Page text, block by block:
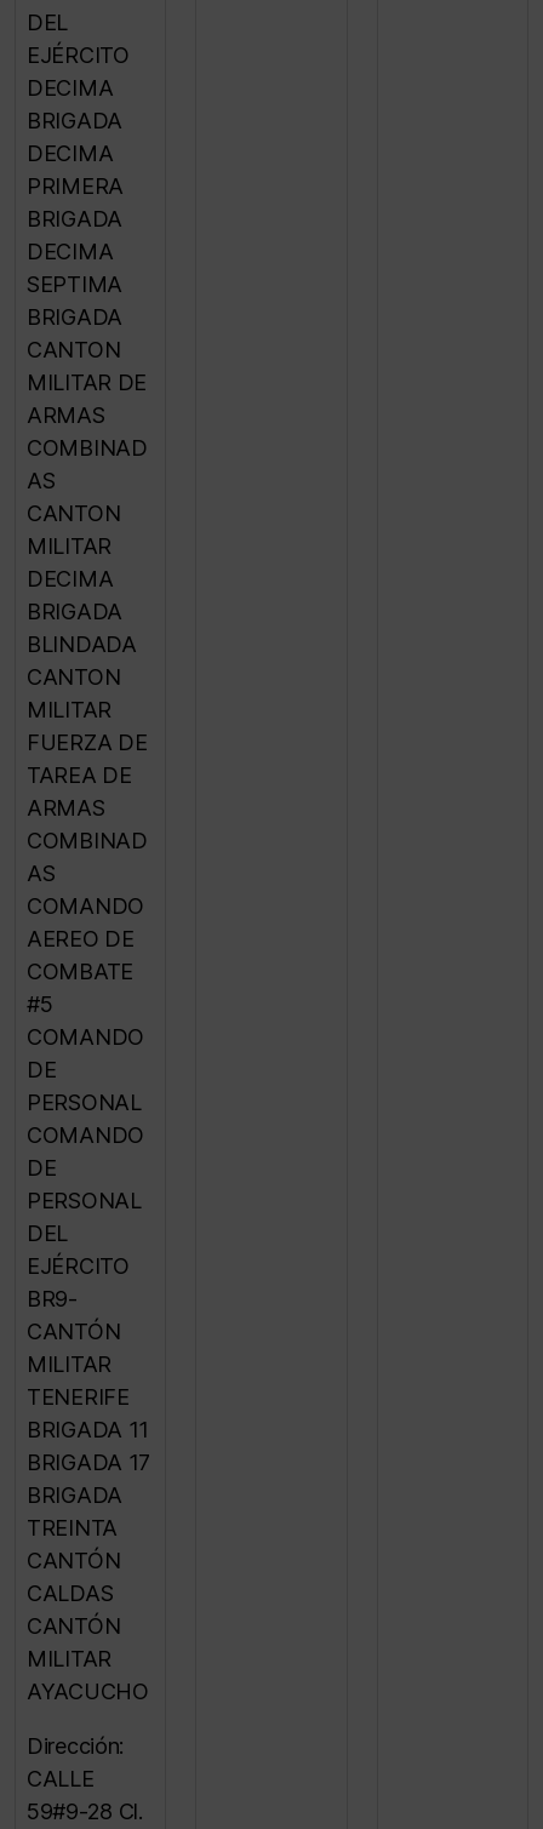
DEL
EJÉRCITO
DECIMA
BRIGADA
DECIMA
PRIMERA
BRIGADA
DECIMA
SEPTIMA
BRIGADA
CANTON
MILITAR DE
ARMAS
COMBINAD
AS
CANTON
MILITAR
DECIMA
BRIGADA
BLINDADA
CANTON
MILITAR
FUERZA DE
TAREA DE
ARMAS
COMBINAD
AS
COMANDO
AEREO DE
COMBATE
#5
COMANDO
DE
PERSONAL
COMANDO
DE
PERSONAL
DEL
EJÉRCITO
BR9-
CANTÓN
MILITAR
TENERIFE
BRIGADA 11
BRIGADA 17
BRIGADA
TREINTA
CANTÓN
CALDAS
CANTÓN
MILITAR
AYACUCHO
Dirección:
CALLE
59#9-28 Cl.